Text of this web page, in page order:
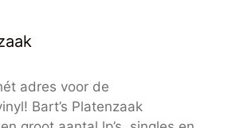
adres voor de
Bart’s Platenzaak